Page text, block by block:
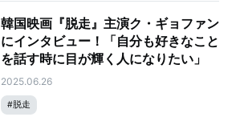
韓国映画『脱走』主演ク・ギョファン
にインタビュー！「自分も好きなこと
を話す時に目が輝く人になりたい」
2025.06.26
#脱走